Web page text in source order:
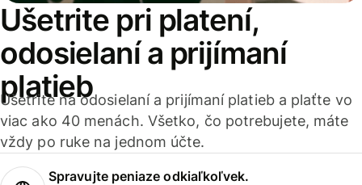
Ušetrite pri platení,
odosielaní a prijímaní
platieb
Ušetrite na odosielaní a prijímaní platieb a plaťte vo
viac ako 40 menách. Všetko, čo potrebujete, máte
vždy po ruke na jednom účte.
Spravujte peniaze odkiaľkoľvek.